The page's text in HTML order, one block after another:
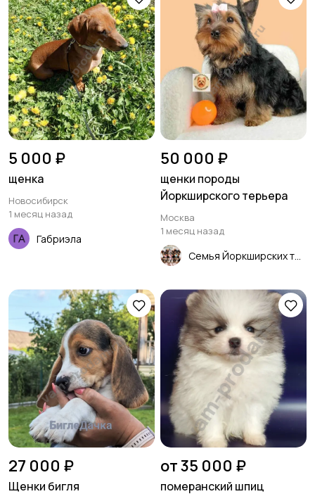
5 000 ₽
щенка
Новосибирск
1 месяц назад
Габриэла
50 000 ₽
щенки породы
Йоркширского терьера
Москва
1 месяц назад
27 000 ₽
Щенки бигля
от 35 000 ₽
померанский шпиц